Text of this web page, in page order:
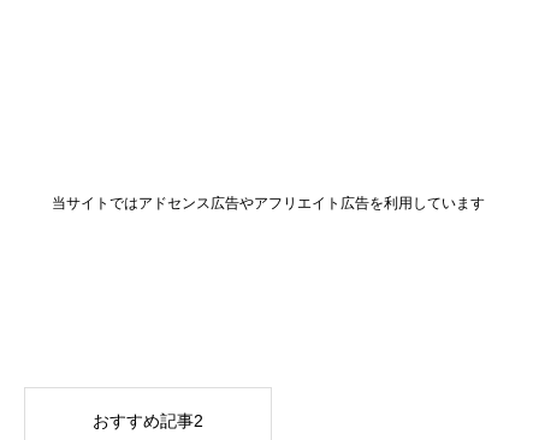
当サイトではアドセンス広告やアフリエイト広告を利用しています
おすすめ記事2